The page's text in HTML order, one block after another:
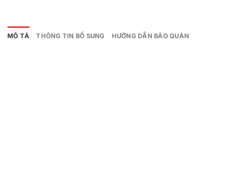
MÔ TẢ THÔNG TIN BỔ SUNG HƯỚNG DẪN BẢO QUẢN